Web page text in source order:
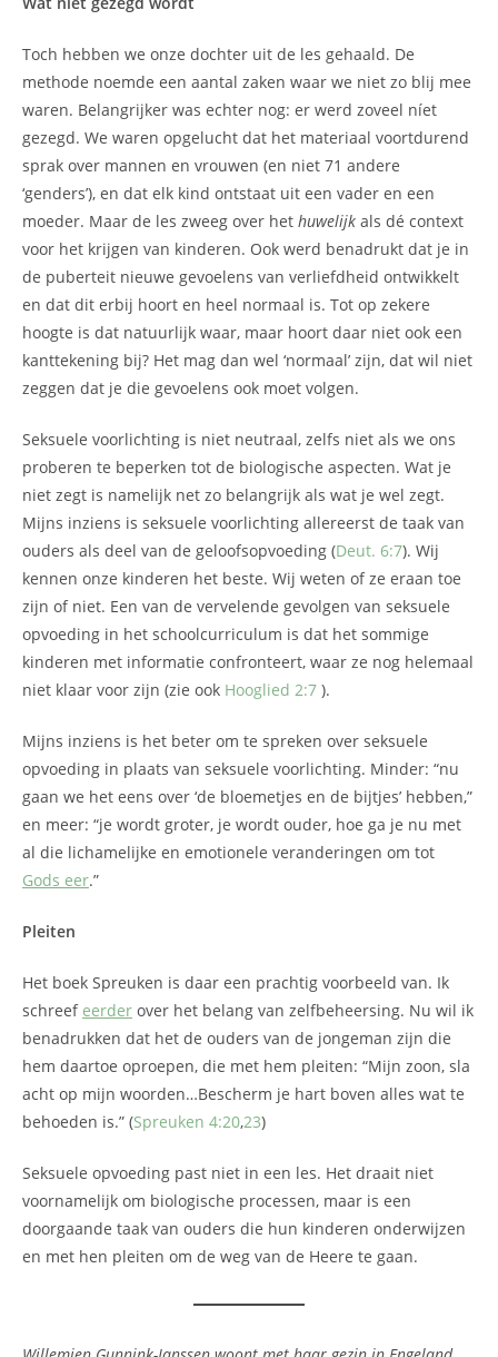
Toch hebben we onze dochter uit de les gehaald. De
methode noemde een aantal zaken waar we niet zo blij mee
waren. Belangrijker was echter nog: er werd zoveel níet
gezegd. We waren opgelucht dat het materiaal voortdurend
sprak over mannen en vrouwen (en niet 71 andere
‘genders’), en dat elk kind ontstaat uit een vader en een
moeder. Maar de les zweeg over het huwelijk als dé context
voor het krijgen van kinderen. Ook werd benadrukt dat je in
de puberteit nieuwe gevoelens van verliefdheid ontwikkelt
en dat dit erbij hoort en heel normaal is. Tot op zekere
hoogte is dat natuurlijk waar, maar hoort daar niet ook een
kanttekening bij? Het mag dan wel ‘normaal’ zijn, dat wil niet
zeggen dat je die gevoelens ook moet volgen.
Seksuele voorlichting is niet neutraal, zelfs niet als we ons
proberen te beperken tot de biologische aspecten. Wat je
niet zegt is namelijk net zo belangrijk als wat je wel zegt.
Mijns inziens is seksuele voorlichting allereerst de taak van
ouders als deel van de geloofsopvoeding (Deut. 6:7). Wij
kennen onze kinderen het beste. Wij weten of ze eraan toe
zijn of niet. Een van de vervelende gevolgen van seksuele
opvoeding in het schoolcurriculum is dat het sommige
kinderen met informatie confronteert, waar ze nog helemaal
niet klaar voor zijn (zie ook Hooglied 2:7 ).
Mijns inziens is het beter om te spreken over seksuele
opvoeding in plaats van seksuele voorlichting. Minder: “nu
gaan we het eens over ‘de bloemetjes en de bijtjes’ hebben,”
en meer: “je wordt groter, je wordt ouder, hoe ga je nu met
al die lichamelijke en emotionele veranderingen om tot
Gods eer.”
Pleiten
Het boek Spreuken is daar een prachtig voorbeeld van. Ik
schreef eerder over het belang van zelfbeheersing. Nu wil ik
benadrukken dat het de ouders van de jongeman zijn die
hem daartoe oproepen, die met hem pleiten: “Mijn zoon, sla
acht op mijn woorden…Bescherm je hart boven alles wat te
behoeden is.” (Spreuken 4:20,23)
Seksuele opvoeding past niet in een les. Het draait niet
voornamelijk om biologische processen, maar is een
doorgaande taak van ouders die hun kinderen onderwijzen
en met hen pleiten om de weg van de Heere te gaan.